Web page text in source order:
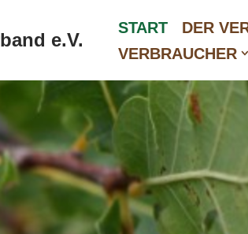
e.V.
START DER
VERBRAUCHER